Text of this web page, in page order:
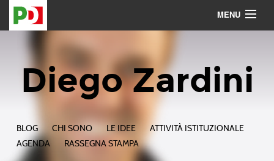
MENU
Diego Zardini
BLOG CHI SONO LE IDEE
ATTIVITÀ ISTITUZIONALE
AGENDA
RASSEGNA STAMPA